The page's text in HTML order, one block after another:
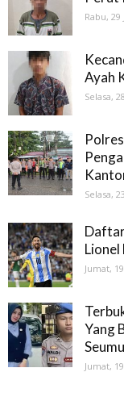
Rabu, 29
Ayah
Selasa,
Selasa,
Lionel
Jumat,
Yang
Jumat,